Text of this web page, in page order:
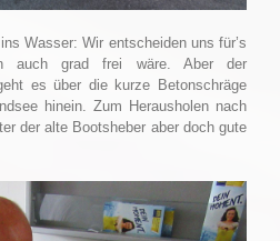
Wasser: Wir entscheiden uns für’s
auch grad frei wäre. Aber der
es über die kurze Betonschräge
hinein. Zum Herausholen nach
der alte Bootsheber aber doch gute